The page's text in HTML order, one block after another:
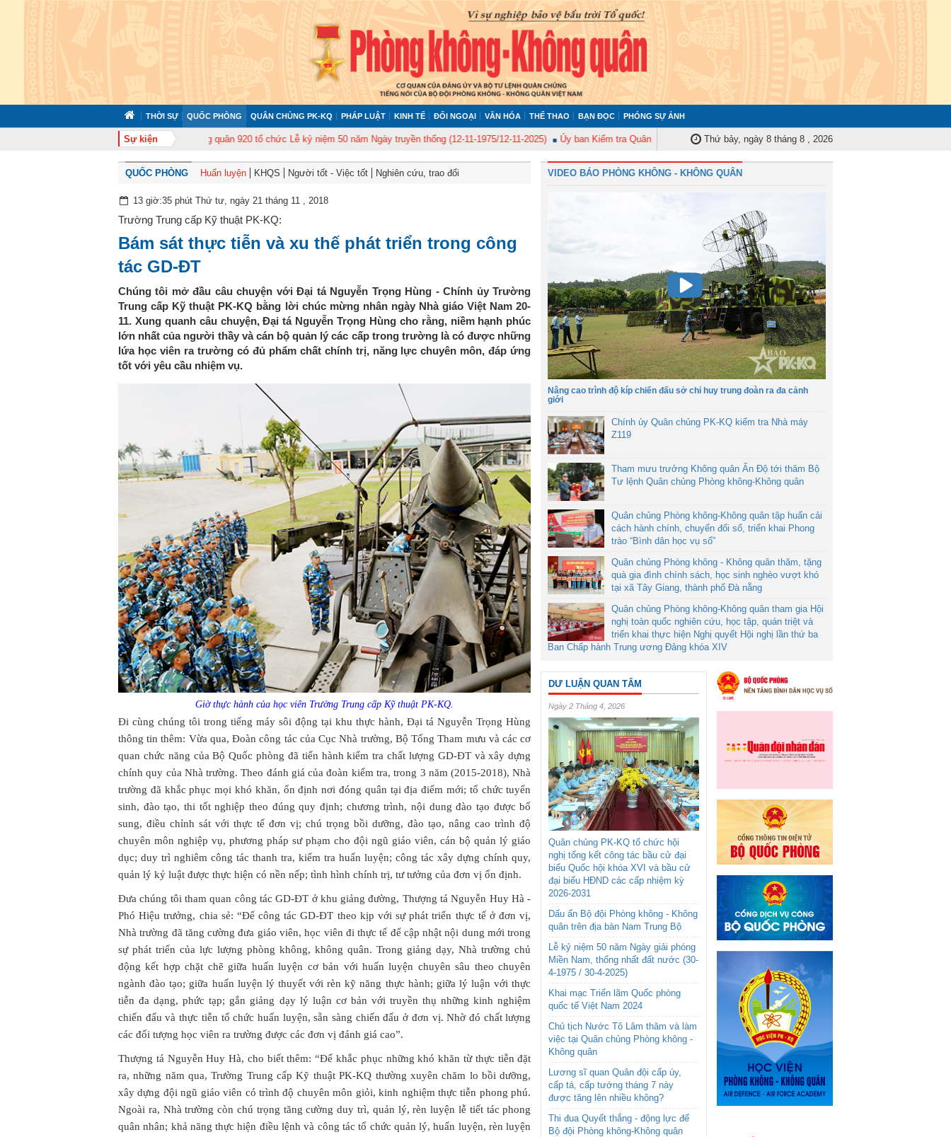
THỜI SỰ QUỐC PHÒNG QUÂN CHỦNG PK-KQ PHÁP LUẬT KINH TẾ ĐỐI NGOẠI VĂN HÓA THỂ THAO BẠN ĐỌC PHÓNG SỰ ẢNH
Sự kiện
Trung đoàn Không quân 920 tổ chức Lễ kỷ niệm 50 năm Ngày truyền thống (12-11-1975/12-11-2025) Ủy ban Kiểm tra Quân ủy Trung ương tập huấn nghiệp vụ công tác kiểm tra, giám sát năm 2025
Thứ bảy, ngày 8 tháng 8 , 2026
QUỐC PHÒNG Huấn luyện KHQS Người tốt - Việc tốt Nghiên cứu, trao đổi
13 giờ:35 phút Thứ tư, ngày 21 tháng 11 , 2018
Trường Trung cấp Kỹ thuật PK-KQ:
Bám sát thực tiễn và xu thế phát triển trong công
tác GD-ĐT
Chúng tôi mở đầu câu chuyện với Đại tá Nguyễn Trọng Hùng - Chính ủy Trường
Trung cấp Kỹ thuật PK-KQ bằng lời chúc mừng nhân ngày Nhà giáo Việt Nam 20-
11. Xung quanh câu chuyện, Đại tá Nguyễn Trọng Hùng cho rằng, niềm hạnh phúc
lớn nhất của người thầy và cán bộ quản lý các cấp trong trường là có được những
lứa học viên ra trường có đủ phẩm chất chính trị, năng lực chuyên môn, đáp ứng
tốt với yêu cầu nhiệm vụ.
Giờ thực hành của học viên Trường Trung cấp Kỹ thuật PK-KQ.
Đi cùng chúng tôi trong tiếng máy sôi động tại khu thực hành, Đại tá Nguyễn Trọng Hùng
thông tin thêm: Vừa qua, Đoàn công tác của Cục Nhà trường, Bộ Tổng Tham mưu và các cơ
quan chức năng của Bộ Quốc phòng đã tiến hành kiểm tra chất lượng GD-ĐT và xây dựng
chính quy của Nhà trường. Theo đánh giá của đoàn kiểm tra, trong 3 năm (2015-2018), Nhà
trường đã khắc phục mọi khó khăn, ổn định nơi đóng quân tại địa điểm mới; tổ chức tuyển
sinh, đào tạo, thi tốt nghiệp theo đúng quy định; chương trình, nội dung đào tạo được bổ
sung, điều chỉnh sát với thực tế đơn vị; chú trọng bồi dưỡng, đào tạo, nâng cao trình độ
chuyên môn nghiệp vụ, phương pháp sư phạm cho đội ngũ giáo viên, cán bộ quản lý giáo
dục; duy trì nghiêm công tác thanh tra, kiểm tra huấn luyện; công tác xây dựng chính quy,
quản lý kỷ luật được thực hiện có nền nếp; tình hình chính trị, tư tưởng của đơn vị ổn định.
Đưa chúng tôi tham quan công tác GD-ĐT ở khu giảng đường, Thượng tá Nguyễn Huy Hà -
Phó Hiệu trưởng, chia sẻ: “Để công tác GD-ĐT theo kịp với sự phát triển thực tế ở đơn vị,
Nhà trường đã tăng cường đưa giáo viên, học viên đi thực tế để cập nhật nội dung mới trong
sự phát triển của lực lượng phòng không, không quân. Trong giảng dạy, Nhà trường chủ
động kết hợp chặt chẽ giữa huấn luyện cơ bản với huấn luyện chuyên sâu theo chuyên
ngành đào tạo; giữa huấn luyện lý thuyết với rèn kỹ năng thực hành; giữa lý luận với thực
tiễn đa dạng, phức tạp; gắn giảng dạy lý luận cơ bản với truyền thụ những kinh nghiệm
chiến đấu và thực tiễn tổ chức huấn luyện, sẵn sàng chiến đấu ở đơn vị. Nhờ đó chất lượng
các đối tượng học viên ra trường được các đơn vị đánh giá cao”.
Thượng tá Nguyễn Huy Hà, cho biết thêm: “Để khắc phục những khó khăn từ thực tiễn đặt
ra, những năm qua, Trường Trung cấp Kỹ thuật PK-KQ thường xuyên chăm lo bồi dưỡng,
xây dựng đội ngũ giáo viên có trình độ chuyên môn giỏi, kinh nghiệm thực tiễn phong phú.
Ngoài ra, Nhà trường còn chú trọng tăng cường duy trì, quản lý, rèn luyện lễ tiết tác phong
quân nhân; khả năng thực hiện điều lệnh và công tác tổ chức quản lý, huấn luyện, rèn luyện
VIDEO BÁO PHÒNG KHÔNG - KHÔNG QUÂN
Nâng cao trình độ kíp chiến đấu sở chỉ huy trung đoàn ra đa cảnh
giới
Chính ủy Quân chủng PK-KQ kiểm tra Nhà máy
Z119
Tham mưu trưởng Không quân Ấn Độ tới thăm Bộ
Tư lệnh Quân chủng Phòng không-Không quân
Quân chủng Phòng không-Không quân tập huấn cải
cách hành chính, chuyển đổi số, triển khai Phong
trào “Bình dân học vụ số”
Quân chủng Phòng không - Không quân thăm, tặng
quà gia đình chính sách, học sinh nghèo vượt khó
tại xã Tây Giang, thành phố Đà nẵng
Quân chủng Phòng không-Không quân tham gia Hội
nghị toàn quốc nghiên cứu, học tập, quán triệt và
triển khai thực hiện Nghị quyết Hội nghị lần thứ ba
Ban Chấp hành Trung ương Đảng khóa XIV
DƯ LUẬN QUAN TÂM
Ngày 2 Tháng 4, 2026
Quân chủng PK-KQ tổ chức hội
nghị tổng kết công tác bầu cử đại
biểu Quốc hội khóa XVI và bầu cử
đại biểu HĐND các cấp nhiệm kỳ
2026-2031
Dấu ấn Bộ đội Phòng không - Không
quân trên địa bàn Nam Trung Bộ
Lễ kỷ niệm 50 năm Ngày giải phóng
Miền Nam, thống nhất đất nước (30-
4-1975 / 30-4-2025)
Khai mạc Triển lãm Quốc phòng
quốc tế Việt Nam 2024
Chủ tịch Nước Tô Lâm thăm và làm
việc tại Quân chủng Phòng không -
Không quân
Lương sĩ quan Quân đội cấp úy,
cấp tá, cấp tướng tháng 7 này
được tăng lên nhiều không?
Thi đua Quyết thắng - động lực để
Bộ đội Phòng không-Không quân